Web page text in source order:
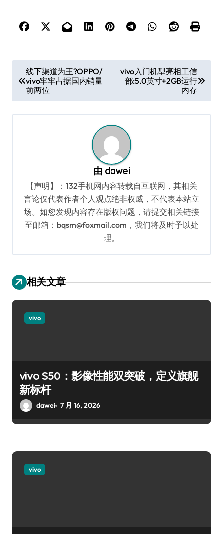
章
导
航
线下渠道为王?OPPO/
vivo牢牢占据国内销量
前两位
vivo入门机型亮相工信
部:5.0英寸+2GB运行
内存
由 dawei
【声明】：132手机网内容转载自互联网，其相关
言论仅代表作者个人观点绝非权威，不代表本站立
场。如您发现内容存在版权问题，请提交相关链接
至邮箱：bqsm@foxmail.com，我们将及时予以处
理。
相关文章
vivo
vivo S50：影像性能双突破，定义旗舰
新标杆
dawei 7 月 16, 2026
vivo